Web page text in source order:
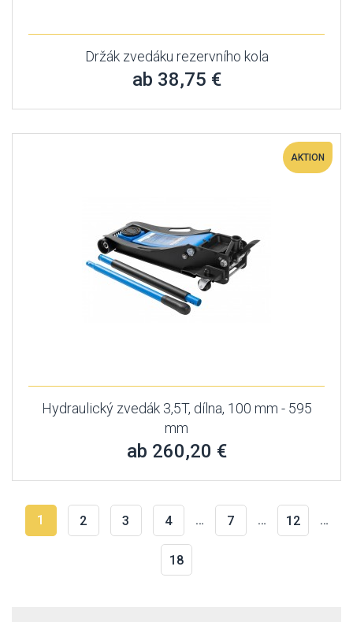
Držák zvedáku rezervního kola
ab 38,75 €
AKTION
Hydraulický zvedák 3,5T, dílna, 100 mm - 595
mm
ab 260,20 €
1 2 3 4 … 7 … 12 …
18